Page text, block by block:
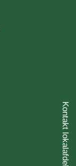
Kontakt lokalafdeling